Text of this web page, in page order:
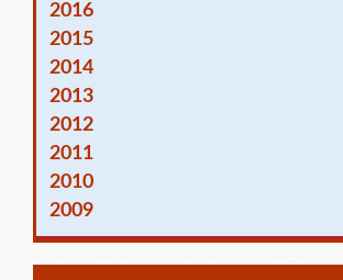
2016
2015
2014
2013
2012
2011
2010
2009